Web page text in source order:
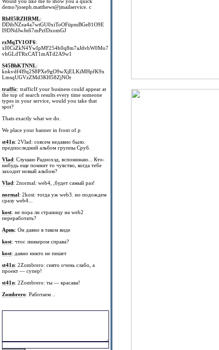
demo?joseph.matthews@jmailservice. c
RbH5RZHRML:
DDibNZea4a7wtGU0xiToOFiipmBGe81O9E
I9DNdJwJn67mPzfDxomGJ
rzMqTV1OF6:
xI0CsZkN4YwIpMF254b0q8m7aJdvbW0Mo7
vhGLdTRxCAT1mATd2A9w1
S45BhKTNNL:
knkvdf4l9q2S8PXe9gO9wXjELKiMHpfK9x
LmsqUGVzZMd3KH58ZjNOr
traffic: trafficIf your business could appear at
the top of search results every time someone
types in your service, would you take that
spot?
Thats exactly what we do.
We place your banner in front of p
st41n: 2Vlad: совсем недавно было.
предпоследний альбом группы Сруб.
Vlad: Слушаю Радиохэд, вспоминаю... Кто-
нибудь еще помнит то чувство, когда тебе
заходит новый альбом?
Vlad: 2normal: web4, ,будет самый раз!
normal: 2kost: тогда уж web3. но подождем
сразу web4...
kost: не пора ли страницу на web2
переработать?
Арик: Он давно в таком виде
kost: чтос линкером справа?
kost: давно никто не пишет
st41n: 2Zombrero: снято очень слабо, а
проект — супер!
st41n: 2Zombrero: ты — красава!
Zombrero: Работаем ..